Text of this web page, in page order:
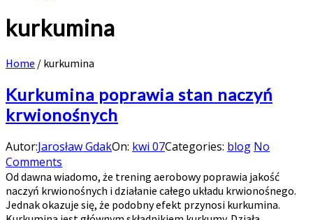
kurkumina
Home / kurkumina
Kurkumina poprawia stan naczyń
krwionośnych
Autor:Jarosław GdakOn: kwi 07Categories: blog No
Comments
Od dawna wiadomo, że trening aerobowy poprawia jakość
naczyń krwionośnych i działanie całego układu krwionośnego.
Jednak okazuje się, że podobny efekt przynosi kurkumina.